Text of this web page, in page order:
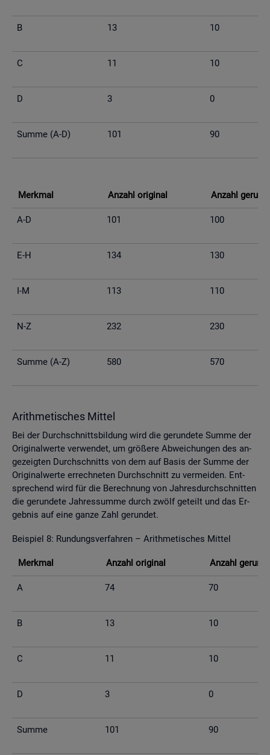
B 13 10
C 11 10
D 3 0
Summe (A-D) 101 90
Merk­mal An­zahl ori­gi­nal An­zahl
A-D 101 100
E-H 134 130
I-M 113 110
N-Z 232 230
Summe (A-Z) 580 570
Arith­me­ti­sches Mit­tel
Bei der Durch­schnitts­bil­dung wird die ge­run­de­te Summe der
Ori­gi­nal­wer­te ver­wen­det, um grö­ße­re Ab­wei­chun­gen des an­
ge­zeig­ten Durch­schnitts von dem auf Basis der Summe der
Ori­gi­nal­wer­te er­rech­ne­ten Durch­schnitt zu ver­mei­den. Ent­
spre­chend wird für die Be­rech­nung von Jah­res­durch­schnit­ten
die ge­run­de­te Jah­res­sum­me durch zwölf ge­teilt und das Er­
geb­nis auf eine ganze Zahl ge­run­det.
Bei­spiel 8: Run­dungs­ver­fah­ren – Arith­me­ti­sches Mit­tel
Merk­mal An­zahl ori­gi­nal An­zahl
A 74 70
B 13 10
C 11 10
D 3 0
Summe 101 90